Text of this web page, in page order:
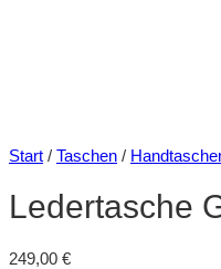
Start / Taschen /
Ledertasche
249,00 €